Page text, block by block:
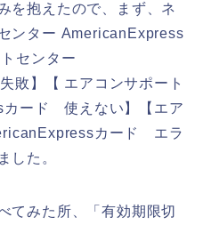
を抱えたので、まず、ネ
ンター AmericanExpress
センター
】【 エアコンサポート
カード 使えない】【エア
カード エラ
した。
てみた所、「有効期限切